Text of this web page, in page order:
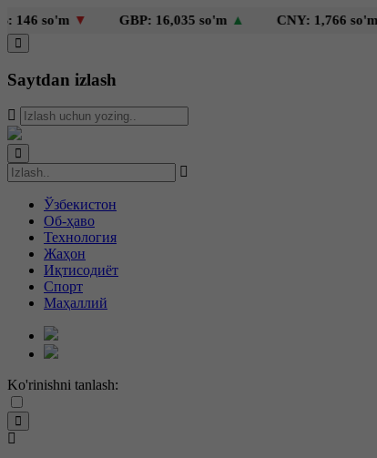
▼ GBP: 16,035 so'm▲ CNY: 1,766 so'm▲
Saytdan izlash
Ўзбекистон
Об-ҳаво
Технология
Жаҳон
Иқтисодиёт
Спорт
Маҳаллий
Ko'rinishni tanlash: